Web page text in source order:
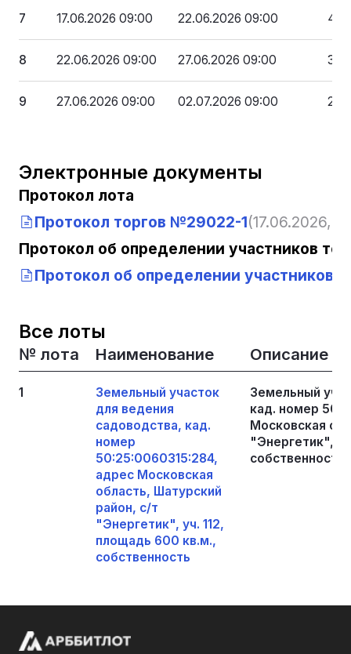
7 17.06.2026 09:00 22.06.2026 09:00 48
8 22.06.2026 09:00 27.06.2026 09:00 36
9 27.06.2026 09:00 02.07.2026 09:00 24
Электронные документы
Протокол лота
Протокол торгов №29022-1(17.06.2026,
Протокол об определении участников
Протокол об определении участников
Все лоты
№ лота Наименование Описание
1
Земельный участок
для ведения
садоводства, кад.
номер
50:25:0060315:284,
адрес Московская
область, Шатурский
район, с/т
"Энергетик", уч. 112,
площадь 600 кв.м.,
собственность
Земельный
кад. номер
Московская
"Энергетик",
собственность